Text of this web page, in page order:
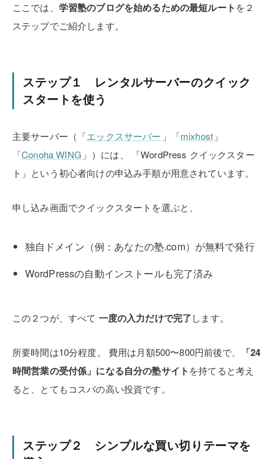
ここでは、 学習塾のブログを始めるための最短ルート を２
ステップでご紹介します。
ステップ１ レンタルサーバーのクイック
スタートを使う
主要サーバー（「エックスサーバー 」「mixhost 」
「Conoha WING 」）には、
「WordPress クイックスター
ト」という初心者向けの申込み手順が用意されています。
申し込み画面でクイックスタートを選ぶと、
独自ドメイン（例：あなたの塾.com）が無料で発行
WordPressの自動インストールも完了済み
この２つが、すべて 一度の入力だけで完了します。
所要時間は10分程度。 費用は月額500〜800円前後で、
「24
時間営業の受付係」になる自分の塾サイト を持てると考え
ると、とてもコスパの高い投資です。
ステップ２ シンプルな買い切りテーマを